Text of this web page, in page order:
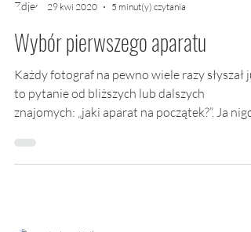
29 kwi 2020
5 minut(y) czytania
Wybór pierwszego aparatu
Każdy fotograf na pewno wiele razy słyszał
to pytanie od bliższych lub dalszych
znajomych: „jaki aparat na początek?”. Ja